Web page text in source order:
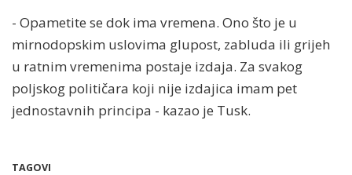
- Opametite se dok ima vremena. Ono što je u
mirnodopskim uslovima glupost, zabluda ili grijeh
u ratnim vremenima postaje izdaja. Za svakog
poljskog političara koji nije izdajica imam pet
jednostavnih principa - kazao je Tusk.
TAGOVI